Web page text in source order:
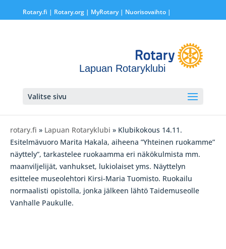
Rotary.fi | Rotary.org| MyRotary | Nuorisovaihto|
Lapuan Rotaryklubi
Valitse sivu
rotary.fi » Lapuan Rotaryklubi » Klubikokous 14.11.
Esitelmävuoro Marita Hakala, aiheena ”Yhteinen ruokamme”
näyttely”, tarkastelee ruokaamma eri näkökulmista mm.
maanviljelijät, vanhukset, lukiolaiset yms. Näyttelyn
esittelee museolehtori Kirsi-Maria Tuomisto. Ruokailu
normaalisti opistolla, jonka jälkeen lähtö Taidemuseolle
Vanhalle Paukulle.